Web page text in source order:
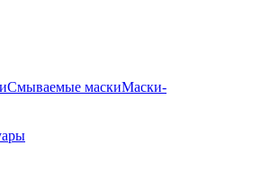
Смываемые маскиМаски-